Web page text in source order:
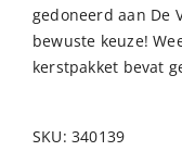
gedoneerd aan De
bewuste keuze!
kerstpakket bevat
SKU:340139